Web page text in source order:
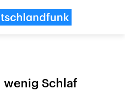
wenig Schlaf